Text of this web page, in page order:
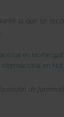
la que se
en
en
de